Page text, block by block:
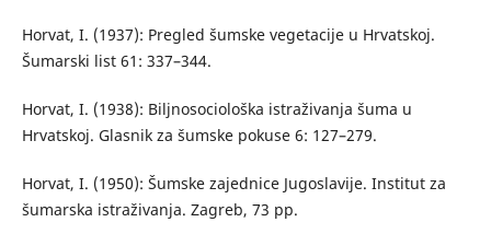
Horvat, I. (1937): Pregled šumske vegetacije u Hrvatskoj.
Šumarski list 61: 337–344.
Horvat, I. (1938): Biljnosociološka istraživanja šuma u
Hrvatskoj. Glasnik za šumske pokuse 6: 127–279.
Horvat, I. (1950): Šumske zajednice Jugoslavije. Institut za
šumarska istraživanja. Zagreb, 73 pp.